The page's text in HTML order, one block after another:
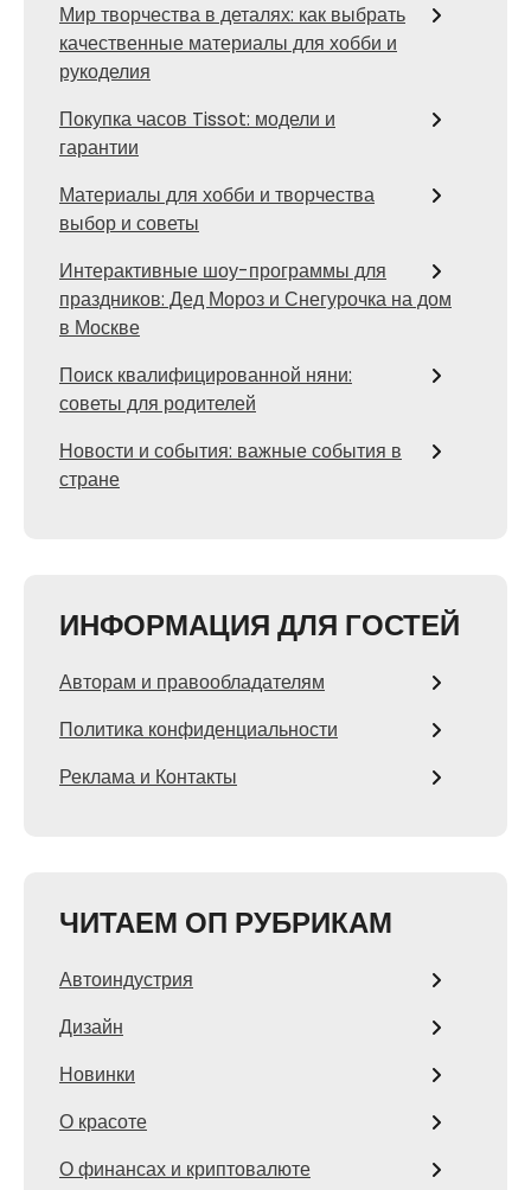
Мир творчества в деталях: как выбрать
качественные материалы для хобби и
рукоделия
Покупка часов Tissot: модели и
гарантии
Материалы для хобби и творчества
выбор и советы
Интерактивные шоу-программы для
праздников: Дед Мороз и Снегурочка на дом
в Москве
Поиск квалифицированной няни:
советы для родителей
Новости и события: важные события в
стране
ИНФОРМАЦИЯ ДЛЯ ГОСТЕЙ
Авторам и правообладателям
Политика конфиденциальности
Реклама и Контакты
ЧИТАЕМ ОП РУБРИКАМ
Автоиндустрия
Дизайн
Новинки
О красоте
О финансах и криптовалюте